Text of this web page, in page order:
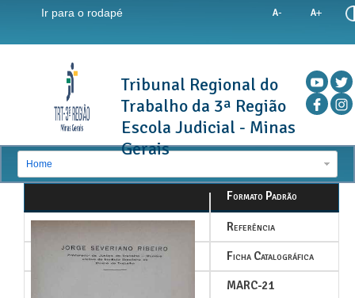
Ir para o rodapé
Tribunal Regional do
Trabalho da 3ª Região
Escola Judicial - Minas
Gerais
Home
Formato Padrão
Referência
Ficha Catalográfica
MARC-21